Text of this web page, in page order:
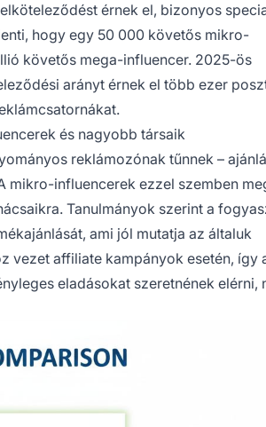
érnek el, bizonyos
hogy egy 50 000 követős mikro-
követős mega-influencer. 2025-ös
arányt érnek el több ezer
és nagyobb társaik
reklámozónak tűnnek –
mikro-influencerek ezzel szemben
Tanulmányok szerint a
ami jól mutatja az általuk
vezet affiliate kampányok esetén, így
eladásokat szeretnének elérni,